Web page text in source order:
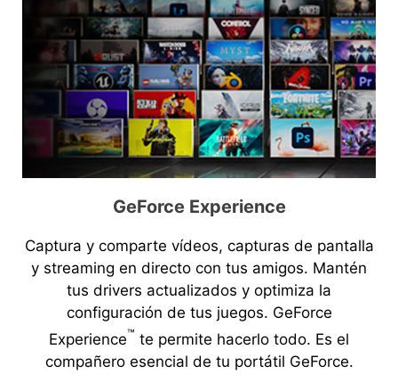
GeForce Experience
Captura y comparte vídeos, capturas de pantalla
y streaming en directo con tus amigos. Mantén
tus drivers actualizados y optimiza la
configuración de tus juegos. GeForce
Experience™ te permite hacerlo todo. Es el
compañero esencial de tu portátil GeForce.